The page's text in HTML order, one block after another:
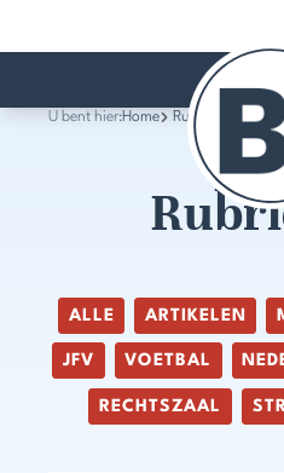
U bent hier:Home Rubrieken
ALLE ARTIKELEN
JFV VOETBAL
RECHTSZAAL